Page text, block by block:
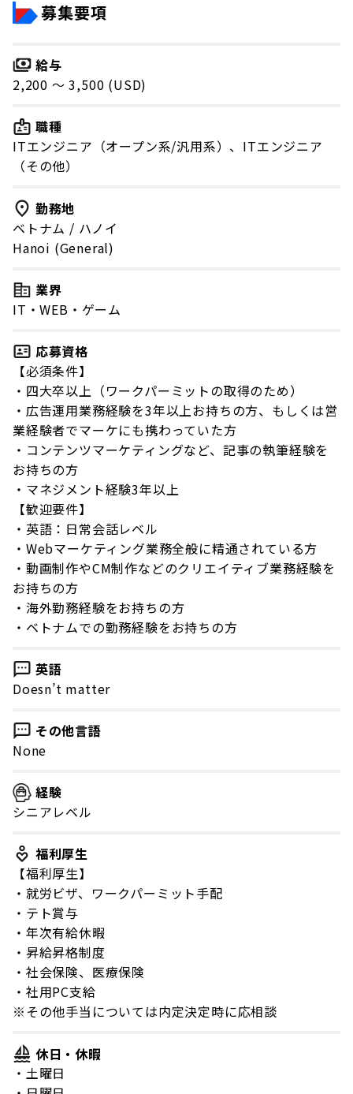
募集要項
給与
2,200 〜 3,500 (USD)
職種
ITエンジニア（オープン系/汎用系）、ITエンジニア
（その他）
勤務地
ベトナム / ハノイ
Hanoi (General)
業界
IT・WEB・ゲーム
応募資格
【必須条件】
・四大卒以上（ワークパーミットの取得のため）
・広告運用業務経験を3年以上お持ちの方、もしくは営
業経験者でマーケにも携わっていた方
・コンテンツマーケティングなど、記事の執筆経験を
お持ちの方
・マネジメント経験3年以上
【歓迎要件】
・英語：日常会話レベル
・Webマーケティング業務全般に精通されている方
・動画制作やCM制作などのクリエイティブ業務経験を
お持ちの方
・海外勤務経験をお持ちの方
・ベトナムでの勤務経験をお持ちの方
英語
Doesn’t matter
その他言語
None
経験
シニアレベル
福利厚生
【福利厚生】
・就労ビザ、ワークパーミット手配
・テト賞与
・年次有給休暇
・昇給昇格制度
・社会保険、医療保険
・社用PC支給
※その他手当については内定決定時に応相談
休日・休暇
・土曜日